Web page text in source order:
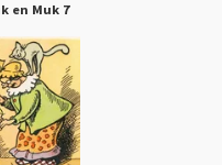
en Muk 7